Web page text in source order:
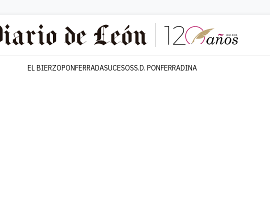
EL BIERZOPONFERRADASUCESOSS.D. PONFERRADINA